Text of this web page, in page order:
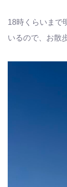
18時くらいまで
いるので、お散